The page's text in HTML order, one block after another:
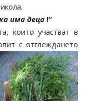
има деца !“
които участват в
с отглеждането